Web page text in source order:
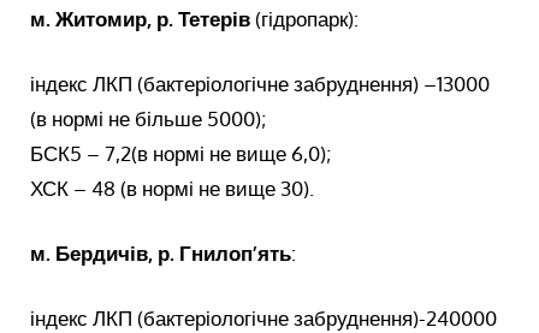
м. Житомир, р. Тетерів(гідропарк):
індекс ЛКП (бактеріологічне забруднення) –13000
(в нормі не більше 5000);
БСК5 – 7,2(в нормі не вище 6,0);
ХСК – 48 (в нормі не вище 30).
м. Бердичів, р. Гнилоп’ять:
індекс ЛКП (бактеріологічне забруднення)-240000